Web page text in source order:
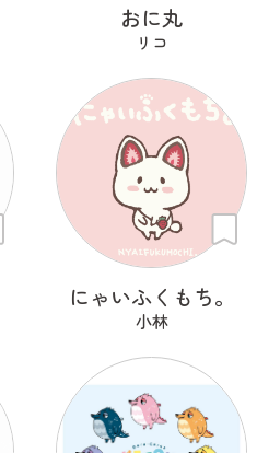
おに丸
リコ
にゃいふくもち。
小林